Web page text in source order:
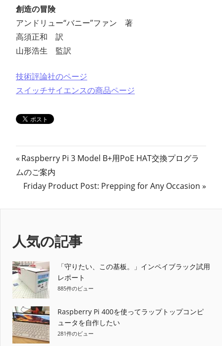
創造の冒険
アンドリュー“バニー”ファン 著
高須正和 訳
山形浩生 監訳
技術評論社のページ
スイッチサイエンスの商品ページ
投
稿
ゲ
ー
シ
ョ
ン
前
の
記
Raspberry Pi 3 Model B+用PoE HAT交換プログラ
ムのご案内
次
Friday Product Post: Prepping for Any Occasion
人気の記事
「守りたい、この基板。」インペイブラック試用
レポート
885件のビュー
Raspberry Pi 400を使ってラップトップコンピ
ュータを自作したい
281件のビュー